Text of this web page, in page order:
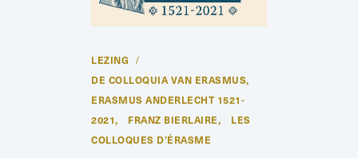
LEZING
DE COLLOQUIA VAN ERASMUS,
ERASMUS ANDERLECHT 1521-
2021, FRANZ BIERLAIRE, LES
COLLOQUES D’ÉRASME